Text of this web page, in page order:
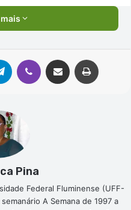
Telegram Viber Compartilhar via e-mail
Pina
Federal Fluminense (UFF-
A Semana de 1997 a